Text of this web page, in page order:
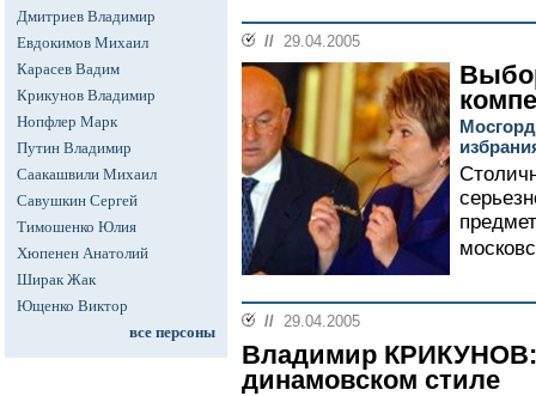
Дмитриев Владимир
Евдокимов Михаил
Карасев Вадим
Крикунов Владимир
Нопфлер Марк
Путин Владимир
Саакашвили Михаил
Савушкин Сергей
Тимошенко Юлия
Хюпенен Анатолий
Ширак Жак
Ющенко Виктор
все персоны
// 29.04.2005
// 29.04.2005
Владимир
динамовском стиле